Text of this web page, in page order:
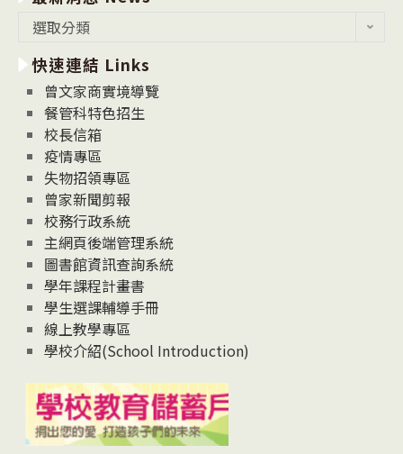
消
息
News
選取分類
快速連結 Links
曾文家商實境導覽
餐管科特色招生
校長信箱
疫情專區
失物招領專區
曾家新聞剪報
校務行政系統
主網頁後端管理系統
圖書館資訊查詢系統
學年課程計畫書
學生選課輔導手冊
線上教學專區
學校介紹(School Introduction)